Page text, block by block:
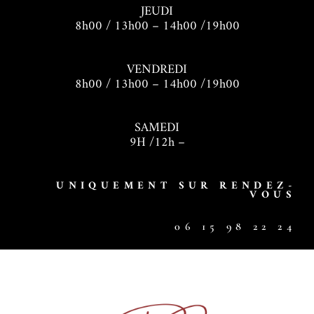
JEUDI
8h00 / 13h00 – 14h00 /19h00
VENDREDI
8h00 / 13h00 – 14h00 /19h00
SAMEDI
9H /12h –
UNIQUEMENT SUR RENDEZ-
VOUS
06 15 98 22 24